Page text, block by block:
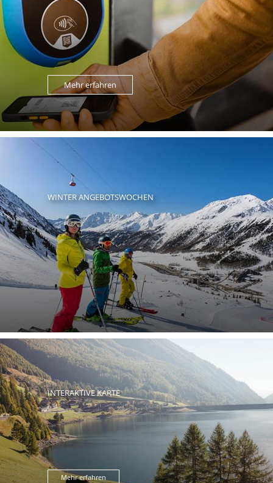
Mehr erfahren
WINTER ANGEBOTSWOCHEN
INTERAKTIVE KARTE
Mehr erfahren